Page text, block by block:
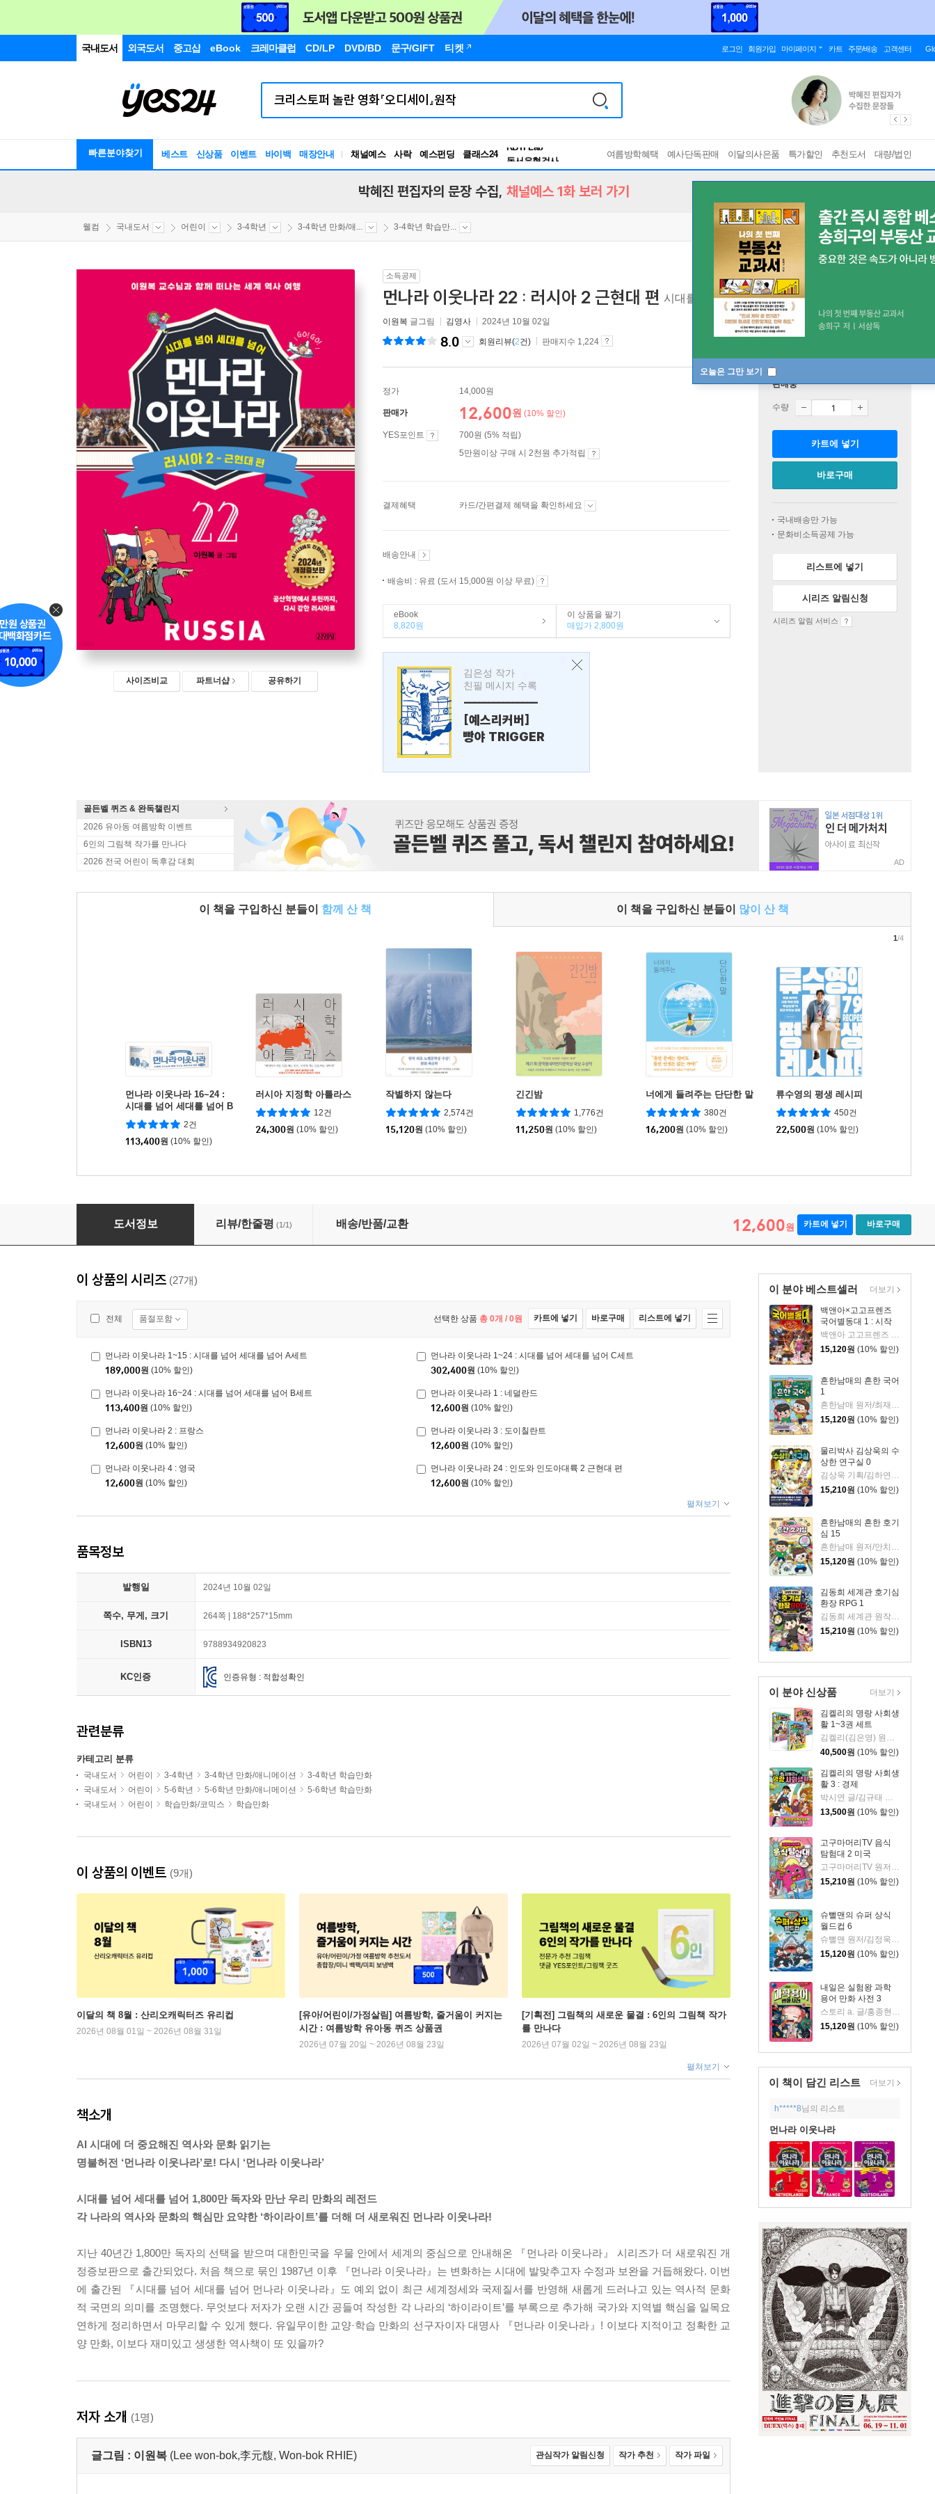
국내도서 외국도서 중고샵 eBook 크레마클럽 CD/LP DVD/BD 문구/GIFT 티켓 로그인 회원가입 마이페이지 카트 주문/배송 고객센터
빠른분야찾기 베스트 신상품 이벤트 바이백 매장안내 채널예스 사락 예스펀딩 클래스24
독서유형검사
여름방학혜택 예사단독판매 이달의사은품 특가할인 추천도서 대량/법인
오늘은 그만 보기
박혜진 편집자의 문장 수집, 채널예스 1화 보러 가기
웰컴 국내도서 어린이 3-4학년 3-4학년 만화/애... 3-4학년 학습만...
사이즈비교 파트너샵 공유하기
소득공제
먼나라 이웃나라 22 : 러시아 2 근현대 편 시대를 넘어 세대를 넘어[ 개정증보판 ]
이원복 글그림 김영사 2024년 10월 02일
8.0 회원리뷰(2건) 판매지수 1,224
정가 14,000원
판매가 12,600원 (10% 할인)
YES포인트
700원 (5% 적립)
5만원이상 구매 시 2천원 추가적립
결제혜택 카드/간편결제 혜택을 확인하세요
배송안내
배송비 : 유료 (도서 15,000원 이상 무료)
eBook
8,820원
이 상품을 팔기
매입가 2,800원
김은성 작가
친필 메시지 수록
---------------
[예스리커버]
빵야 TRIGGER
판매중
수량
카트에 넣기
바로구매
국내배송만 가능
문화비소득공제 가능
리스트에 넣기
시리즈 알림신청
시리즈 알림 서비스
골든벨 퀴즈 & 완독챌린지
2026 유아동 여름방학 이벤트
6인의 그림책 작가를 만나다
2026 전국 어린이 독후감 대회
AD
이 책을 구입하신 분들이 함께 산 책 이 책을 구입하신 분들이 많이 산 책
먼나라 이웃나라 16~24 :
시대를 넘어 세대를 넘어 B
세트
2건
113,400원 (10% 할인)
러시아 지정학 아틀라스
12건
24,300원 (10% 할인)
작별하지 않는다
2,574건
15,120원 (10% 할인)
긴긴밤
1,776건
11,250원 (10% 할인)
너에게 들려주는 단단한 말
380건
16,200원 (10% 할인)
류수영의 평생 레시피
450건
22,500원 (10% 할인)
1/4
먼나라 이웃나라 22 : 러시아 2 근현대 편
도서정보 리뷰/한줄평 (1/1) 배송/반품/교환 12,600원 카트에 넣기 바로구매
이 분야 베스트셀러
백앤아×고고프렌즈
국어별동대 1 : 시작
백앤아 고고프렌즈 원저/한바리 글/정수영 그림/김선 감수
15,120원 (10% 할인)
흔한남매의 흔한 국어
1
흔한남매 원저/최재연 글/도니패밀리 그림
15,120원 (10% 할인)
물리박사 김상욱의 수
상한 연구실 0
김상욱 기획/김하연 글/정순규 그림
15,210원 (10% 할인)
흔한남매의 흔한 호기
심 15
흔한남매 원저/안치현 글/유난희 그림/이정모,흔한컴퍼니 감수
15,120원 (10% 할인)
김동희 세계관 호기심
환장 RPG 1
김동희 세계관 원작/박종은 글/이정태 그림
15,210원 (10% 할인)
더보기
이 분야 신상품
김켈리의 명랑 사회생
활 1~3권 세트
김켈리(김은영) 원저/박시연,배성호 글/김규태 그림
40,500원 (10% 할인)
김켈리의 명랑 사회생
활 3 : 경제
박시연 글/김규태 그림
13,500원 (10% 할인)
고구마머리TV 음식
탐험대 2 미국
고구마머리TV 원저/서후 글/김기수 그림
15,210원 (10% 할인)
슈뻘맨의 슈퍼 상식
월드컵 6
슈뻘맨 원저/김정욱 글/이혜림 그림/권경아,샌드박스네트워크 감수
15,120원 (10% 할인)
내일은 실험왕 과학
용어 만화 사전 3
15,120원 (10% 할인)
더보기
이 책이 담긴 리스트 더보기
h*****8님의 리스트
먼나라 이웃나라
이 상품의 시리즈 (27개)
전체 품절포함 선택한 상품 총 0개 / 0원 카트에 넣기 바로구매 리스트에 넣기
먼나라 이웃나라 1~15 : 시대를 넘어 세대를 넘어 A세트
189,000원 (10% 할인)
먼나라 이웃나라 1~24 : 시대를 넘어 세대를 넘어 C세트
302,400원 (10% 할인)
먼나라 이웃나라 16~24 : 시대를 넘어 세대를 넘어 B세트
113,400원 (10% 할인)
먼나라 이웃나라 1 : 네덜란드
12,600원 (10% 할인)
먼나라 이웃나라 2 : 프랑스
12,600원 (10% 할인)
먼나라 이웃나라 3 : 도이칠란트
12,600원 (10% 할인)
먼나라 이웃나라 4 : 영국
12,600원 (10% 할인)
먼나라 이웃나라 24 : 인도와 인도아대륙 2 근현대 편
12,600원 (10% 할인)
펼쳐보기
품목정보
발행일 2024년 10월 02일
쪽수, 무게, 크기 264쪽 | 188*257*15mm
ISBN13 9788934920823
KC인증 인증유형 : 적합성확인
관련분류
카테고리 분류
국내도서 어린이 3-4학년 3-4학년 만화/애니메이션
3-4학년 학습만화
국내도서
어린이 5-6학년 5-6학년 만화/애니메이션
5-6학년 학습만화
국내도서
어린이 학습만화/코믹스 학습만화
이 상품의 이벤트 (9개)
이달의 책 8월 : 산리오캐릭터즈 유리컵
2026년 08월 01일 ~ 2026년 08월 31일
[유아/어린이/가정살림] 여름방학, 줄거움이 커지는
시간 : 여름방학 유아동 퀴즈 상품권
2026년 07월 20일 ~ 2026년 08월 23일
[기획전] 그림책의 새로운 물결 : 6인의 그림책 작가
를 만나다
2026년 07월 02일 ~ 2026년 08월 23일
펼쳐보기
책소개
AI 시대에 더 중요해진 역사와 문화 읽기는
명불허전 ‘먼나라 이웃나라’로! 다시 ‘먼나라 이웃나라’
시대를 넘어 세대를 넘어 1,800만 독자와 만난 우리 만화의 레전드
각 나라의 역사와 문화의 핵심만 요약한 ‘하이라이트’를 더해 더 새로워진 먼나라 이웃나라!
지난 40년간 1,800만 독자의 선택을 받으며 대한민국을 우물 안에서 세계의 중심으로 안내해온 『먼나라 이웃나라』 시리즈가 더 새로워진 개
정증보판으로 출간되었다. 처음 책으로 묶인 1987년 이후 『먼나라 이웃나라』는 변화하는 시대에 발맞추고자 수정과 보완을 거듭해왔다. 이번
에 출간된 『시대를 넘어 세대를 넘어 먼나라 이웃나라』도 예외 없이 최근 세계정세와 국제질서를 반영해 새롭게 드러나고 있는 역사적 문화
적 국면의 의미를 조명했다. 무엇보다 저자가 오랜 시간 공들여 작성한 각 나라의 ‘하이라이트’를 부록으로 추가해 국가와 지역별 핵심을 일목요
연하게 정리하면서 마무리할 수 있게 했다. 유일무이한 교양·학습 만화의 선구자이자 대명사 『먼나라 이웃나라』! 이보다 지적이고 정확한 교
양 만화, 이보다 재미있고 생생한 역사책이 또 있을까?
저자 소개 (1명)
글그림 : 이원복 (Lee won-bok,李元馥, Won-bok RHIE) 관심작가 알림신청 작가 추천 작가 파일